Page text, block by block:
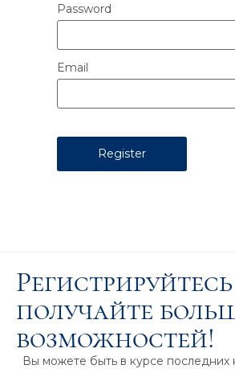
Password
Email
получайте
возможностей!
Вы можете быть в курсе последних